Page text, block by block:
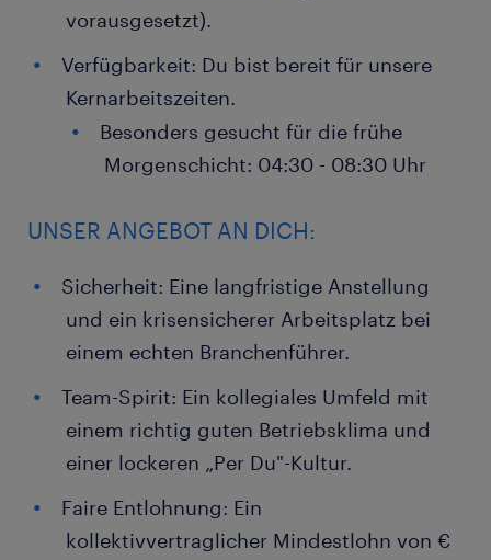
vorausgesetzt).
Verfügbarkeit: Du bist bereit für unsere
Kernarbeitszeiten.
Besonders gesucht für die frühe
Morgenschicht: 04:30 - 08:30 Uhr
UNSER ANGEBOT AN DICH:
Sicherheit: Eine langfristige Anstellung
und ein krisensicherer Arbeitsplatz bei
einem echten Branchenführer.
Team-Spirit: Ein kollegiales Umfeld mit
einem richtig guten Betriebsklima und
einer lockeren „Per Du"-Kultur.
Faire Entlohnung: Ein
kollektivvertraglicher Mindestlohn von €